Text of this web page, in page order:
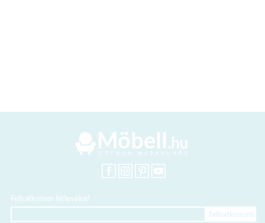
Feliratkozom hírlevélre!